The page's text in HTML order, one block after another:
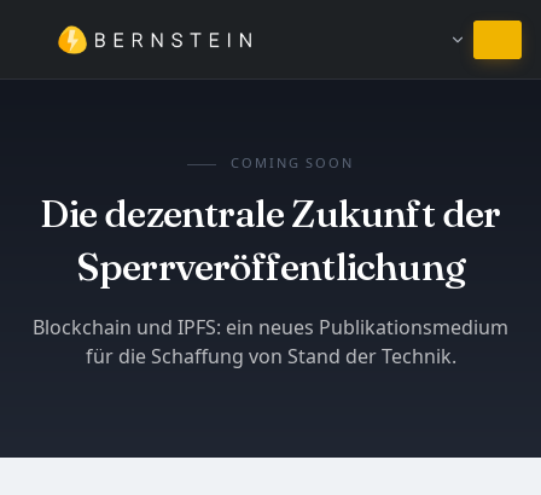
Bei Deutsch bleiben
COMING SOON
Die dezentrale Zukunft der
Sperrveröffentlichung
Blockchain und IPFS: ein neues Publikationsmedium
für die Schaffung von Stand der Technik.